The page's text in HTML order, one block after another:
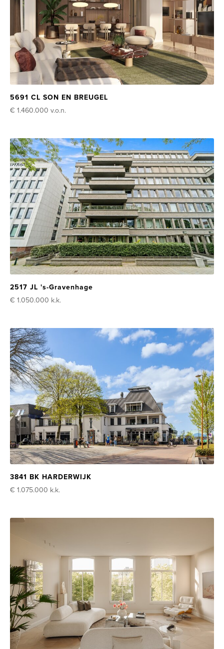
5691 CL SON EN BREUGEL
€ 1.460.000 v.o.n.
2517 JL 's-Gravenhage
€ 1.050.000 k.k.
3841 BK HARDERWIJK
€ 1.075.000 k.k.